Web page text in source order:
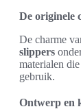
De originele
De charme
slippers
materialen
gebruik.
Ontwerp en